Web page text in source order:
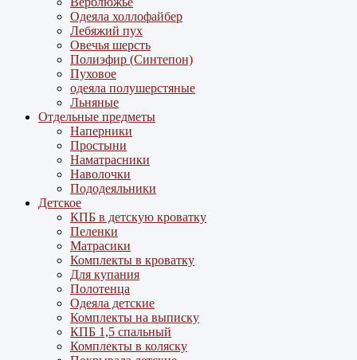
Одеяла холлофайбер
Лебяжий пух
Овечья шерсть
Полиэфир (Синтепон)
Пуховое
одеяла полушерстяные
Льняные
Отдельные предметы
Наперники
Простыни
Наматрасники
Наволочки
Пододеяльники
Детское
КПБ в детскую кроватку
Пеленки
Матрасики
Комплекты в кроватку
Для купания
Полотенца
Одеяла детские
Комплекты на выписку
КПБ 1,5 спальный
Комплекты в коляску